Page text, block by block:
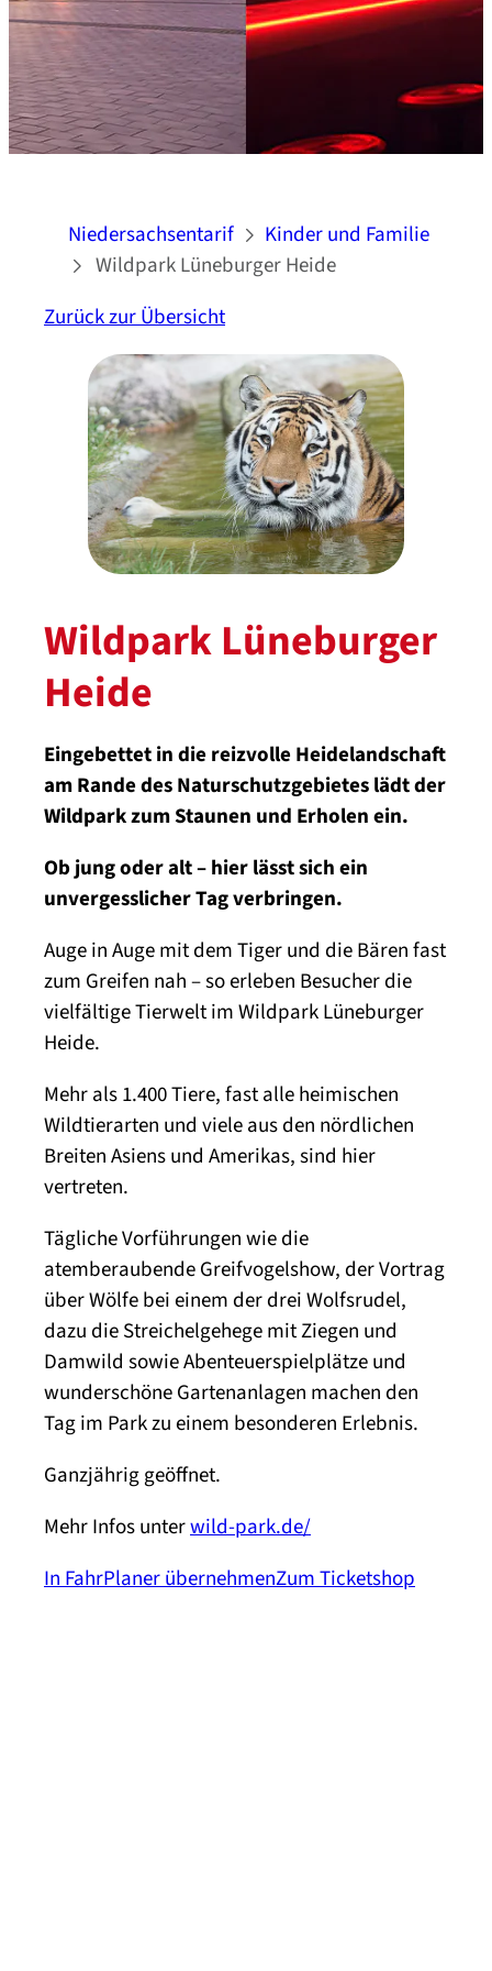
Niedersachsentarif
Kinder und Familie
Wildpark Lüneburger Heide
Zurück zur Übersicht
Wildpark Lüneburger
Heide
Eingebettet in die reizvolle Heidelandschaft
am Rande des Naturschutzgebietes lädt der
Wildpark zum Staunen und Erholen ein.
Ob jung oder alt – hier lässt sich ein
unvergesslicher Tag verbringen.
Auge in Auge mit dem Tiger und die Bären fast
zum Greifen nah – so erleben Besucher die
vielfältige Tierwelt im Wildpark Lüneburger
Heide.
Mehr als 1.400 Tiere, fast alle heimischen
Wildtierarten und viele aus den nördlichen
Breiten Asiens und Amerikas, sind hier
vertreten.
Tägliche Vorführungen wie die
atemberaubende Greifvogelshow, der Vortrag
über Wölfe bei einem der drei Wolfsrudel,
dazu die Streichelgehege mit Ziegen und
Damwild sowie Abenteuerspielplätze und
wunderschöne Gartenanlagen machen den
Tag im Park zu einem besonderen Erlebnis.
Ganzjährig geöffnet.
Mehr Infos unterwild-park.de/
In FahrPlaner übernehmenZum Ticketshop